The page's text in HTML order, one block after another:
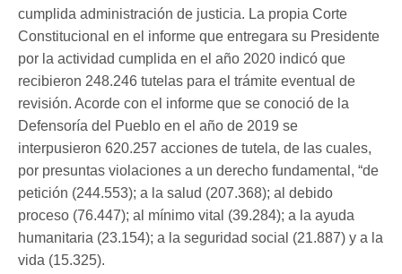
cumplida administración de justicia. La propia Corte
Constitucional en el informe que entregara su Presidente
por la actividad cumplida en el año 2020 indicó que
recibieron 248.246 tutelas para el trámite eventual de
revisión. Acorde con el informe que se conoció de la
Defensoría del Pueblo en el año de 2019 se
interpusieron 620.257 acciones de tutela, de las cuales,
por presuntas violaciones a un derecho fundamental, “de
petición (244.553); a la salud (207.368); al debido
proceso (76.447); al mínimo vital (39.284); a la ayuda
humanitaria (23.154); a la seguridad social (21.887) y a la
vida (15.325).